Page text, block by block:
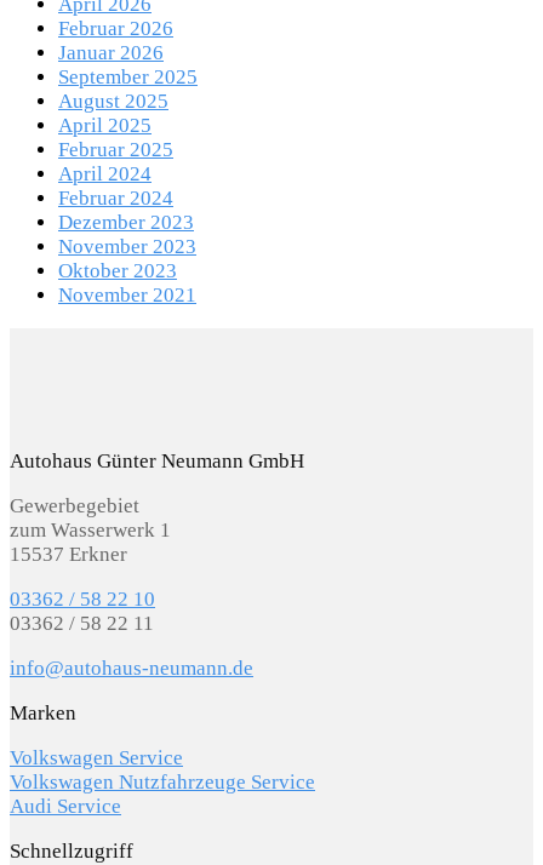
April 2026
Februar 2026
Januar 2026
September 2025
August 2025
April 2025
Februar 2025
April 2024
Februar 2024
Dezember 2023
November 2023
Oktober 2023
November 2021
Autohaus Günter Neumann GmbH
Gewerbegebiet
zum Wasserwerk 1
15537 Erkner
03362 / 58 22 10
03362 / 58 22 11
info@autohaus-neumann.de
Marken
Volkswagen Service
Volkswagen Nutzfahrzeuge Service
Audi Service
Schnellzugriff